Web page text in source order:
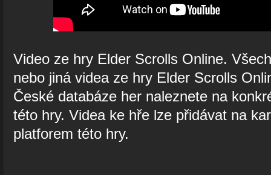
Video ze hry Elder Scrolls Online.
nebo jiná videa ze hry Elder Scrolls
České databáze her naleznete na
této hry. Videa ke hře lze přidávat na
platforem této hry.